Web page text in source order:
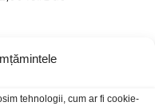
tehnologii, cum ar fi cookie-